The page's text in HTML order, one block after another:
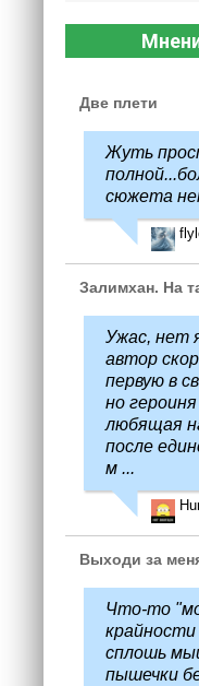
Две плети
Жуть
сюжета
Залимхан. На
Ужас, нет
автор
первую в
но
любящая
после
м ...
Выходи за
Что-то
сплошь
пышечки